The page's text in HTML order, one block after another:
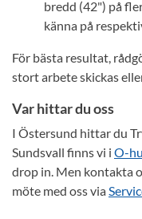
bredd (42") på
känna på
För bästa resultat,
stort arbete skickas
Var hittar du oss
I Östersund hittar du
Sundsvall finns vi i O-
drop in. Men kontakta
möte med oss via